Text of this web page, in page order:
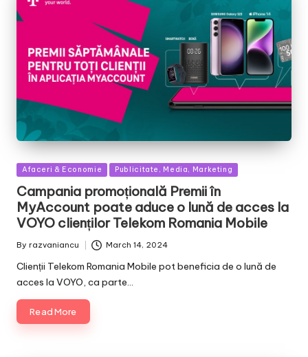
Posted
in
Afaceri & Economie Publicitate, Media, Marketing
Campania promoțională Premii în
MyAccount poate aduce o lună de acces la
VOYO clienților Telekom Romania Mobile
Posted
By razvaniancu March 14, 2024
Clienții Telekom Romania Mobile pot beneficia de o lună de
acces la VOYO, ca parte…
Read More